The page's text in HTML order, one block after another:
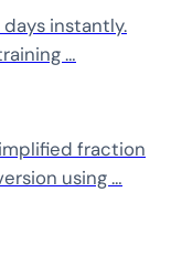
instantly.
…
fraction
using …